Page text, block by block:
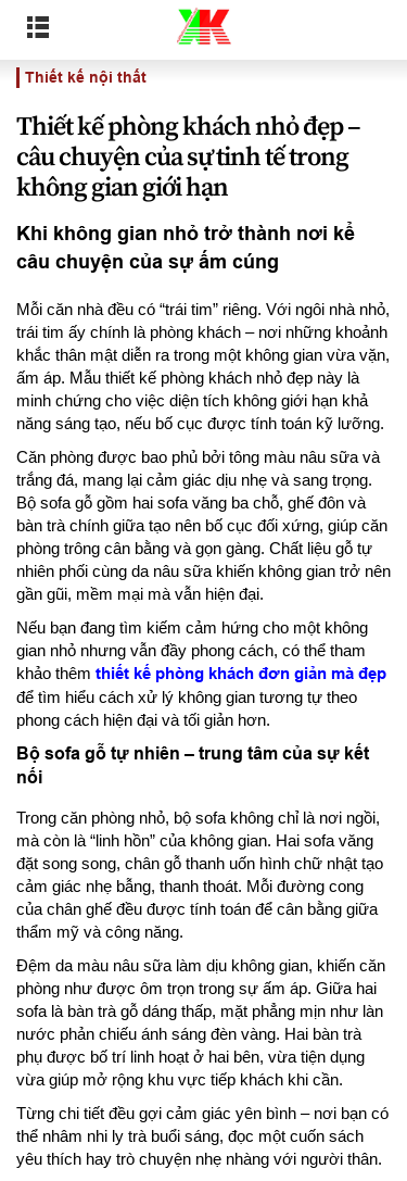
Thiết kế nội thất
Thiết kế phòng khách nhỏ đẹp –
câu chuyện của sự tinh tế trong
không gian giới hạn
Khi không gian nhỏ trở thành nơi kể
câu chuyện của sự ấm cúng
Mỗi căn nhà đều có “trái tim” riêng. Với ngôi nhà nhỏ,
trái tim ấy chính là phòng khách – nơi những khoảnh
khắc thân mật diễn ra trong một không gian vừa vặn,
ấm áp. Mẫu thiết kế phòng khách nhỏ đẹp này là
minh chứng cho việc diện tích không giới hạn khả
năng sáng tạo, nếu bố cục được tính toán kỹ lưỡng.
Căn phòng được bao phủ bởi tông màu nâu sữa và
trắng đá, mang lại cảm giác dịu nhẹ và sang trọng.
Bộ sofa gỗ gồm hai sofa văng ba chỗ, ghế đôn và
bàn trà chính giữa tạo nên bố cục đối xứng, giúp căn
phòng trông cân bằng và gọn gàng. Chất liệu gỗ tự
nhiên phối cùng da nâu sữa khiến không gian trở nên
gần gũi, mềm mại mà vẫn hiện đại.
Nếu bạn đang tìm kiếm cảm hứng cho một không
gian nhỏ nhưng vẫn đầy phong cách, có thể tham
khảo thêm thiết kế phòng khách đơn giản mà đẹp
để tìm hiểu cách xử lý không gian tương tự theo
phong cách hiện đại và tối giản hơn.
Bộ sofa gỗ tự nhiên – trung tâm của sự kết
nối
Trong căn phòng nhỏ, bộ sofa không chỉ là nơi ngồi,
mà còn là “linh hồn” của không gian. Hai sofa văng
đặt song song, chân gỗ thanh uốn hình chữ nhật tạo
cảm giác nhẹ bẫng, thanh thoát. Mỗi đường cong
của chân ghế đều được tính toán để cân bằng giữa
thẩm mỹ và công năng.
Đệm da màu nâu sữa làm dịu không gian, khiến căn
phòng như được ôm trọn trong sự ấm áp. Giữa hai
sofa là bàn trà gỗ dáng thấp, mặt phẳng mịn như làn
nước phản chiếu ánh sáng đèn vàng. Hai bàn trà
phụ được bố trí linh hoạt ở hai bên, vừa tiện dụng
vừa giúp mở rộng khu vực tiếp khách khi cần.
Từng chi tiết đều gợi cảm giác yên bình – nơi bạn có
thể nhâm nhi ly trà buổi sáng, đọc một cuốn sách
yêu thích hay trò chuyện nhẹ nhàng với người thân.